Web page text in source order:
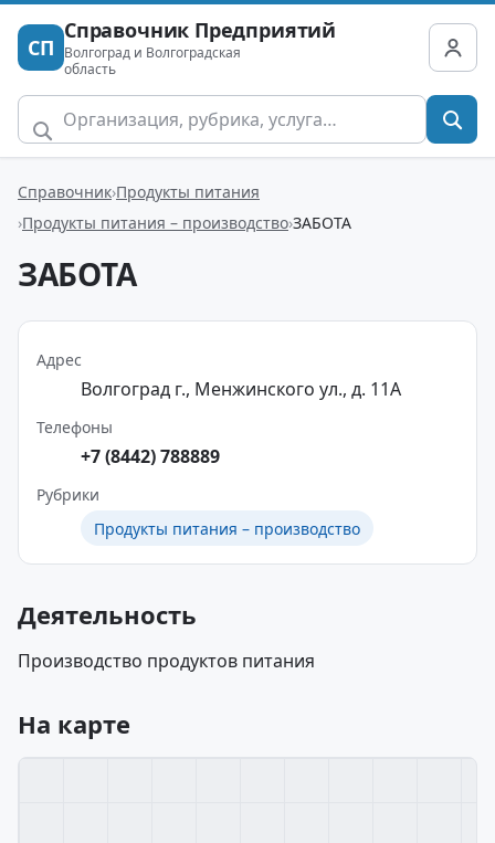
СП
Справочник Предприятий
Волгоград и Волгоградская
область
Справочник Продукты питания
Продукты питания – производство ЗАБОТА
ЗАБОТА
Адрес
Волгоград г., Менжинского ул., д. 11А
Телефоны
+7 (8442) 788889
Рубрики
Продукты питания – производство
Деятельность
Производство продуктов питания
На карте